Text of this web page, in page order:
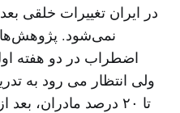
در ایران تغییرات خلقی
نمی‌شود.
اضطراب در دو هفته
تا ۲۰ درصد مادران،